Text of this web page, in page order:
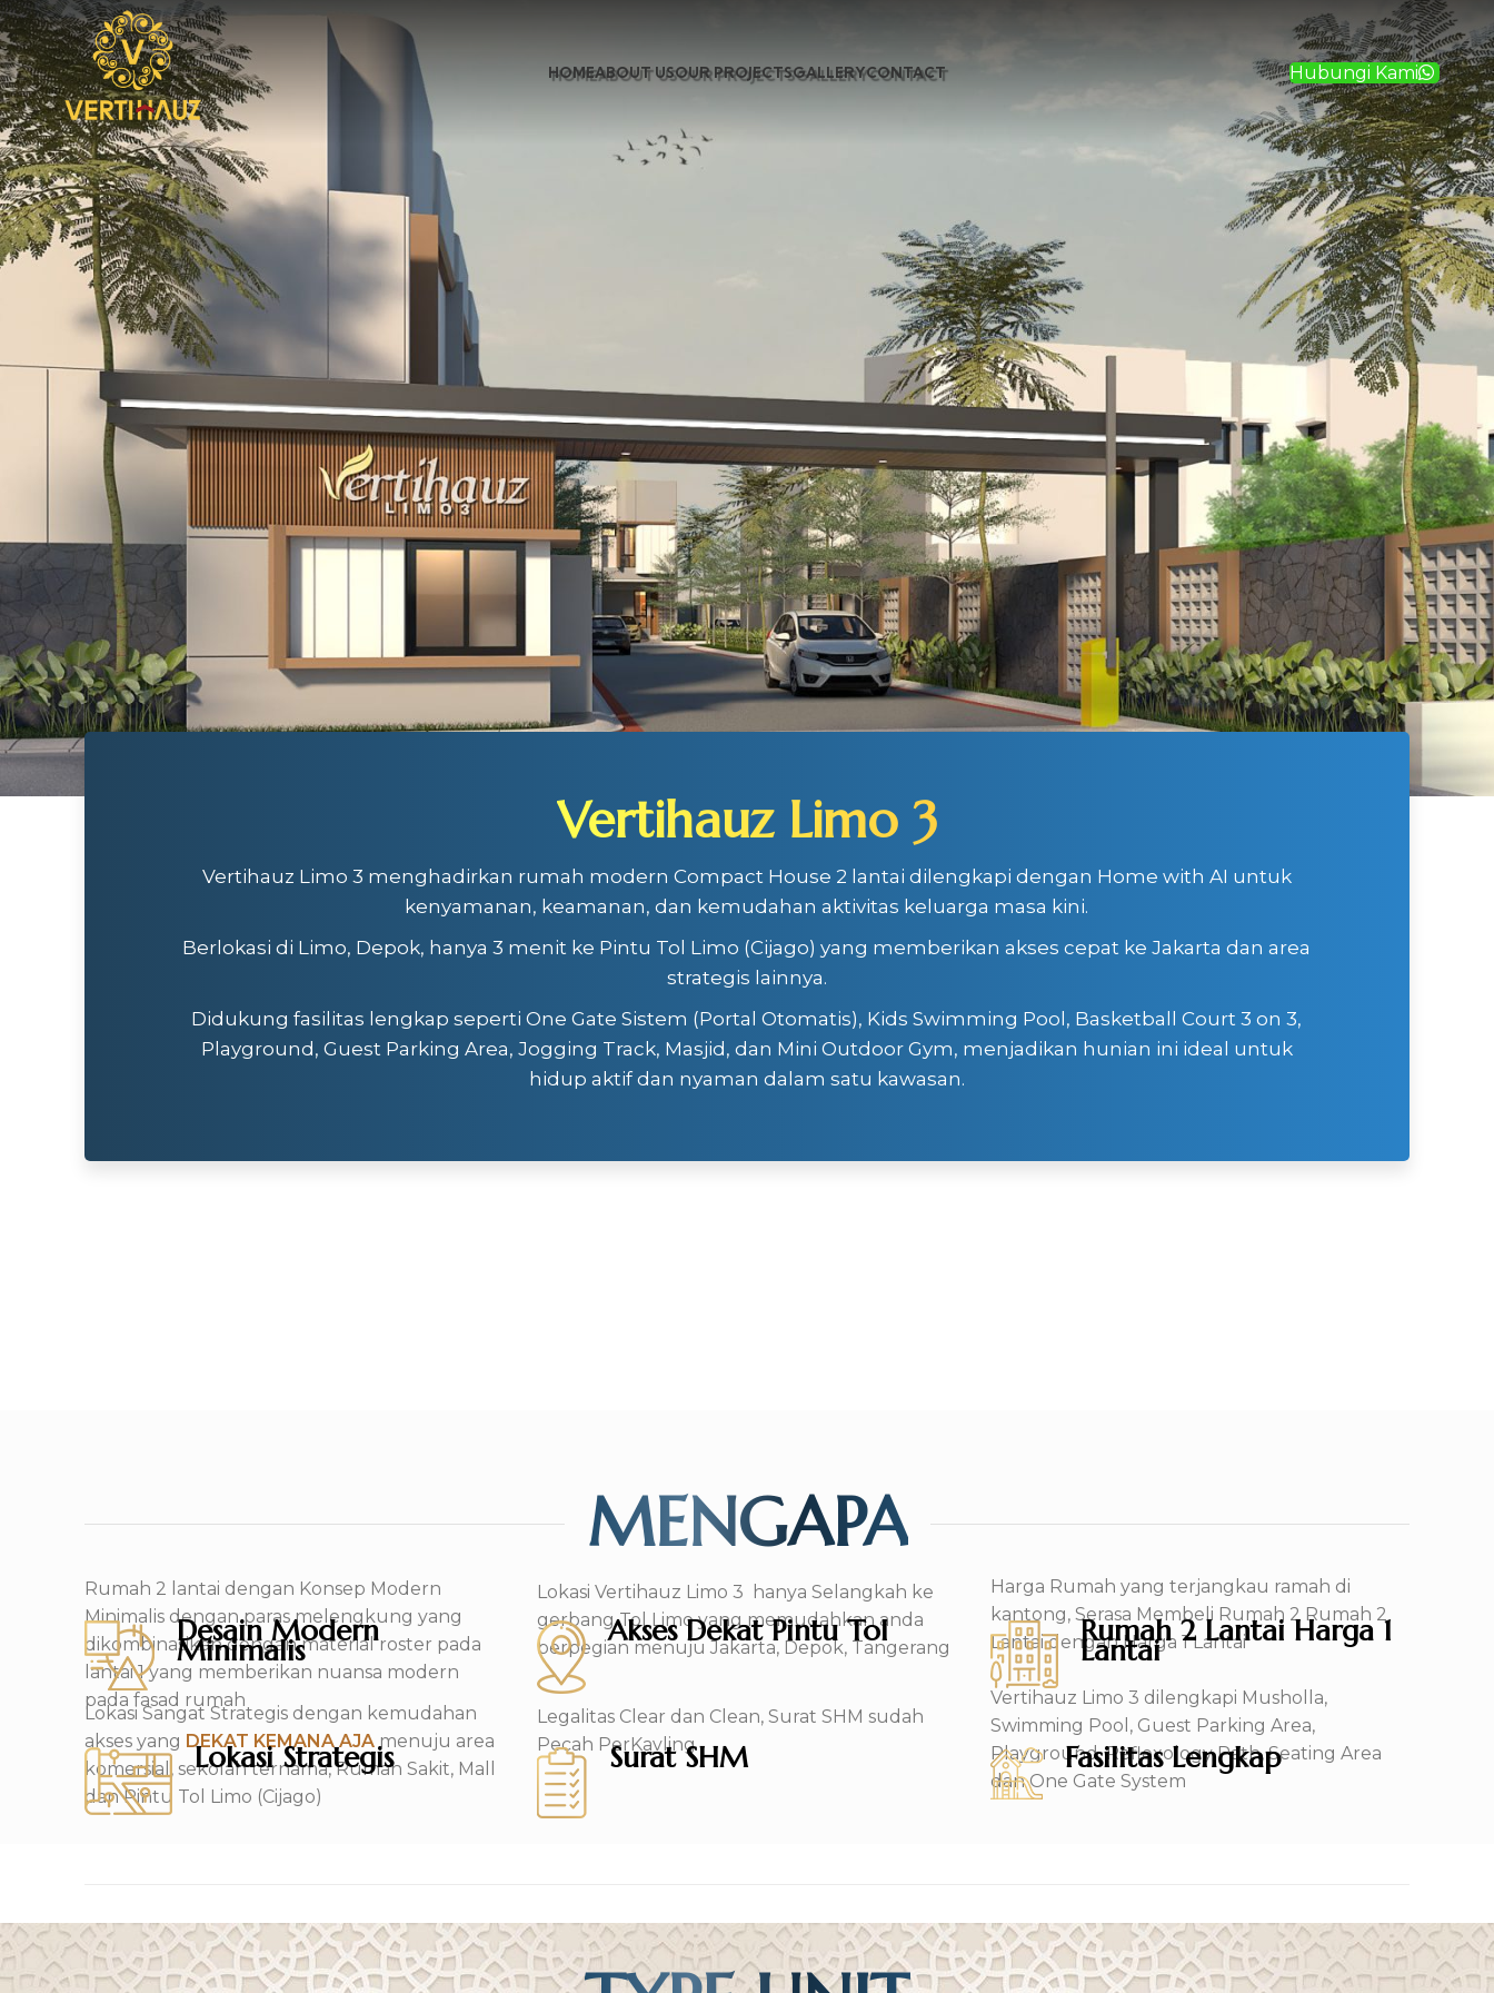
HOMEABOUT USOUR PROJECTSGALLERYCONTACT Hubungi Kami
Vertihauz Limo 3
Vertihauz Limo 3 menghadirkan rumah modern Compact House 2 lantai dilengkapi dengan Home with AI untuk
kenyamanan, keamanan, dan kemudahan aktivitas keluarga masa kini.
Berlokasi di Limo, Depok, hanya 3 menit ke Pintu Tol Limo (Cijago) yang memberikan akses cepat ke Jakarta dan area
strategis lainnya.
Didukung fasilitas lengkap seperti One Gate Sistem (Portal Otomatis), Kids Swimming Pool, Basketball Court 3 on 3,
Playground, Guest Parking Area, Jogging Track, Masjid, dan Mini Outdoor Gym, menjadikan hunian ini ideal untuk
hidup aktif dan nyaman dalam satu kawasan.
MENGAPA
Desain Modern
Minimalis
Rumah 2 lantai dengan Konsep Modern
Minimalis dengan paras melengkung yang
dikombinasikan dengan material roster pada
lantai 1 yang memberikan nuansa modern
pada fasad rumah
Akses Dekat Pintu Tol
Lokasi Vertihauz Limo 3 hanya Selangkah ke
gerbang Tol Limo yang memudahkan anda
berpegian menuju Jakarta, Depok, Tangerang
Rumah 2 Lantai Harga 1
Lantai
Harga Rumah yang terjangkau ramah di
kantong, Serasa Membeli Rumah 2 Rumah 2
Lantai dengan Harga 1 Lantai
Lokasi Strategis
Lokasi Sangat Strategis dengan kemudahan
akses yang DEKAT KEMANA AJA menuju area
komersial, sekolah ternama, Rumah Sakit, Mall
dan Pintu Tol Limo (Cijago)
Surat SHM
Legalitas Clear dan Clean, Surat SHM sudah
Pecah PerKavling
Fasilitas Lengkap
Vertihauz Limo 3 dilengkapi Musholla,
Swimming Pool, Guest Parking Area,
Playground, Reflexology Path, Seating Area
dan One Gate System